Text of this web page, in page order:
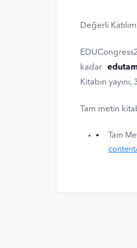
Değerli
kadar
Kitabın
Tam metin
Tam